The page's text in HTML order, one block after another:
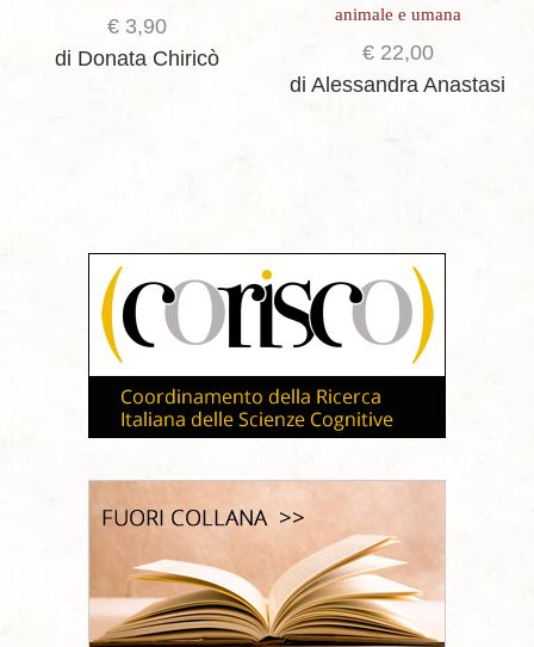
€3,90
di Donata Chiricò
animale e umana
€22,00
di Alessandra Anastasi